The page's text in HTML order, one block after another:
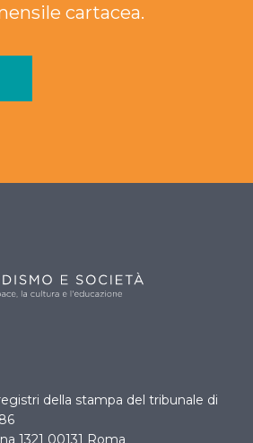
cartacea.
della stampa del tribunale di
1321 00131 Roma